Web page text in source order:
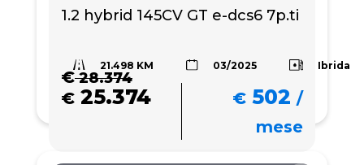
1.2 hybrid 145CV GT e-dcs6 7p.ti
21.498 KM 03/2025 Ibrida
€28.374
€ 25.374 € 502 /
mese